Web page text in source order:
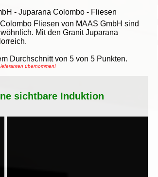
- Juparana Colombo - Fliesen
Fliesen von MAAS GmbH sind
Mit den Granit Juparana
Durchschnitt von 5 von 5 Punkten.
übernommen!
sichtbare Induktion